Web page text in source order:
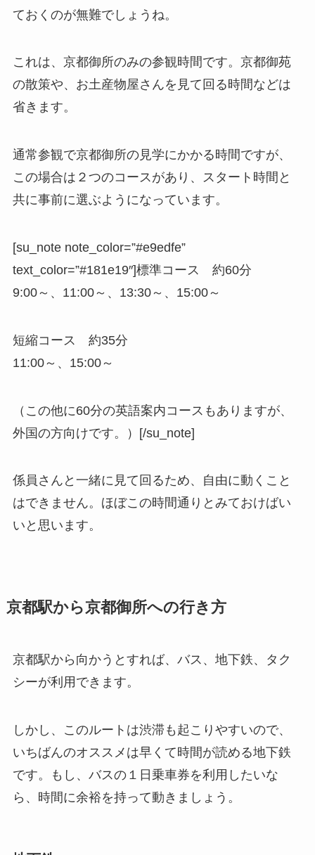
ておくのが無難でしょうね。
これは、京都御所のみの参観時間です。京都御苑
の散策や、お土産物屋さんを見て回る時間などは
省きます。
通常参観で京都御所の見学にかかる時間ですが、
この場合は ２つのコースがあり、スタート時間と
共に事前に選ぶようになっています。
[su_note note_color=”#e9edfe”
text_color=”#181e19″]標準コース
約60分
9:00～、11:00～、13:30～、15:00～
短縮コース
約35分
11:00～、15:00～
（この他に60分の英語案内コースもありますが、
外国の方向けです。）[/su_note]
係員さんと一緒に見て回るため、自由に動くこと
はできません。ほぼこの時間通りとみておけばい
いと思います。
京都駅から京都御所への行き方
京都駅から向かうとすれば、バス、地下鉄、タク
シーが利用できます。
しかし、このルートは渋滞も起こりやすいので、
いちばんのオススメは早くて時間が読める地下鉄
です。もし、バスの１日乗車券を利用したいな
ら、時間に余裕を持って動きましょう。